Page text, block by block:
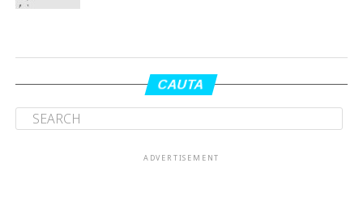
CAUTA
ADVERTISEMENT